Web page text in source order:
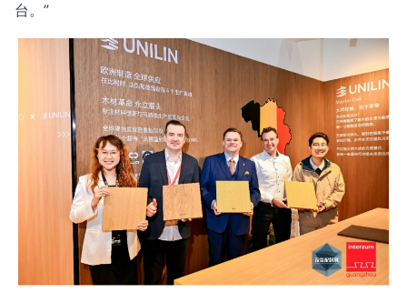
台。”